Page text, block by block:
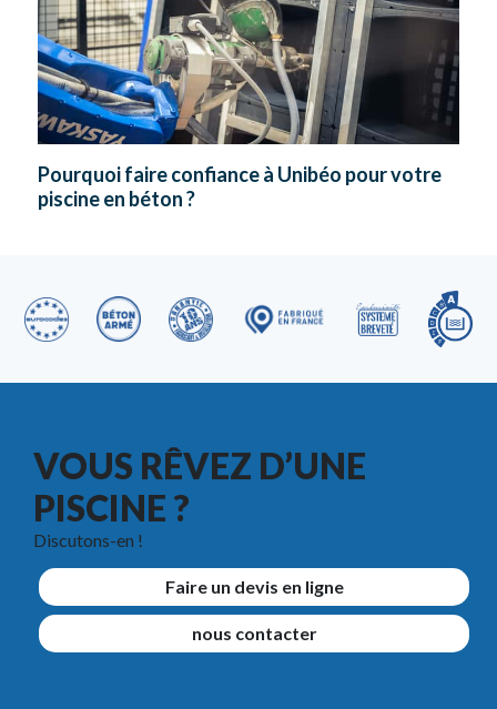
Pourquoi faire confiance à Unibéo pour votre
piscine en béton ?
VOUS RÊVEZ D’UNE
PISCINE ?
Discutons-en !
Faire un devis en ligne
nous contacter